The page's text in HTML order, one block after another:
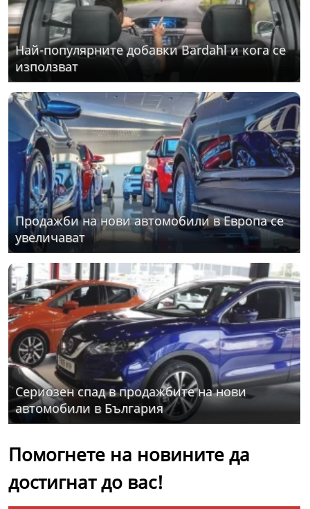
Най-популярните добавки Bardahl и кога се
използват
Продажби на нови автомобили в Европа се
увеличават
Сериозен спад в продажбите на нови
автомобили в България
Помогнете на новините да
достигнат до вас!